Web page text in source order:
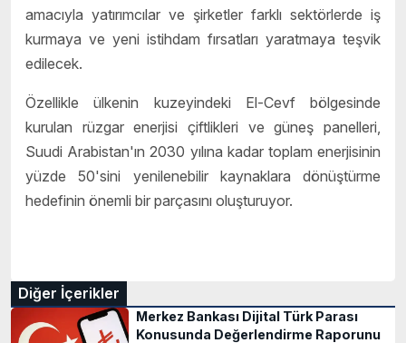
amacıyla yatırımcılar ve şirketler farklı sektörlerde iş
kurmaya ve yeni istihdam fırsatları yaratmaya teşvik
edilecek.
Özellikle ülkenin kuzeyindeki El-Cevf bölgesinde
kurulan rüzgar enerjisi çiftlikleri ve güneş panelleri,
Suudi Arabistan'ın 2030 yılına kadar toplam enerjisinin
yüzde 50'sini yenilenebilir kaynaklara dönüştürme
hedefinin önemli bir parçasını oluşturuyor.
Diğer İçerikler
Merkez Bankası Dijital Türk Parası
Konusunda Değerlendirme Raporunu